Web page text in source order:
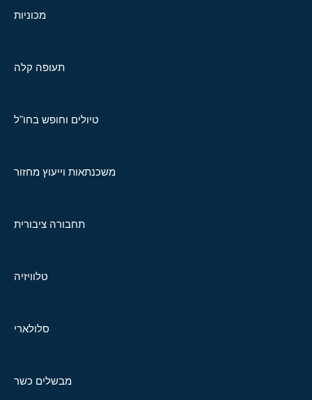
מכוניות
תעופה קלה
טיולים וחופש בחו"ל
משכנתאות וייעוץ מחזור
תחבורה ציבורית
טלוויזיה
סלולארי
מבשלים כשר